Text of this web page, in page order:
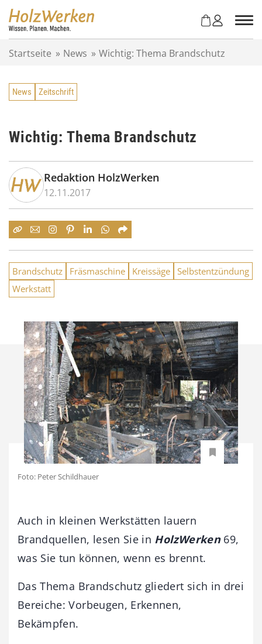
Startseite » News » Wichtig: Thema Brandschutz
News Zeitschrift
Wichtig: Thema Brandschutz
Redaktion HolzWerken
12.11.2017
Brandschutz Fräsmaschine Kreissäge Selbstentzündung
Werkstatt
Foto: Peter Schildhauer
Auch in kleinen Werkstätten lauern
Brandquellen, lesen Sie in HolzWerken 69,
was Sie tun können, wenn es brennt.
Das Thema Brandschutz gliedert sich in drei
Bereiche: Vorbeugen, Erkennen,
Bekämpfen.